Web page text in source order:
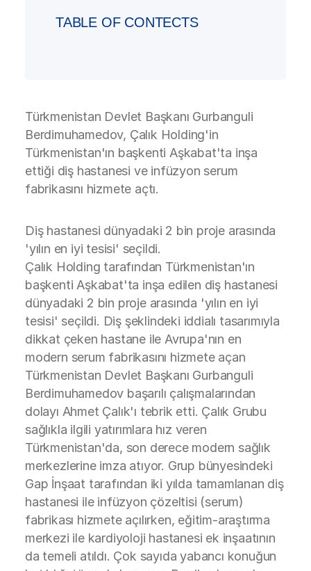
TABLE OF CONTECTS
Türkmenistan Devlet Başkanı Gurbanguli
Berdimuhamedov, Çalık Holding'in
Türkmenistan'ın başkenti Aşkabat'ta inşa
ettiği diş hastanesi ve infüzyon serum
fabrikasını hizmete açtı.
Diş hastanesi dünyadaki 2 bin proje arasında
'yılın en iyi tesisi' seçildi.
Çalık Holding tarafından Türkmenistan'ın
başkenti Aşkabat'ta inşa edilen diş hastanesi
dünyadaki 2 bin proje arasında 'yılın en iyi
tesisi' seçildi. Diş şeklindeki iddialı tasarımıyla
dikkat çeken hastane ile Avrupa'nın en
modern serum fabrikasını hizmete açan
Türkmenistan Devlet Başkanı Gurbanguli
Berdimuhamedov başarılı çalışmalarından
dolayı Ahmet Çalık'ı tebrik etti. Çalık Grubu
sağlıkla ilgili yatırımlara hız veren
Türkmenistan'da, son derece modern sağlık
merkezlerine imza atıyor. Grup bünyesindeki
Gap İnşaat tarafından iki yılda tamamlanan diş
hastanesi ile infüzyon çözeltisi (serum)
fabrikası hizmete açılırken, eğitim-araştırma
merkezi ile kardiyoloji hastanesi ek inşaatının
da temeli atıldı. Çok sayıda yabancı konuğun